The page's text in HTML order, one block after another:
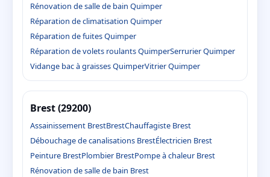
Rénovation de salle de bain Quimper
Réparation de climatisation Quimper
Réparation de fuites Quimper
Réparation de volets roulants QuimperSerrurier Quimper
Vidange bac à graisses QuimperVitrier Quimper
Brest (29200)
Assainissement BrestBrestChauffagiste Brest
Débouchage de canalisations BrestÉlectricien Brest
Peinture BrestPlombier BrestPompe à chaleur Brest
Rénovation de salle de bain Brest